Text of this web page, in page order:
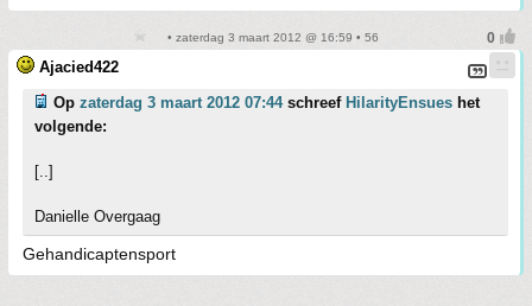
• zaterdag 3 maart 2012 @ 16:59 • 56
Ajacied422
Op zaterdag 3 maart 2012 07:44schreef HilarityEnsues het
volgende:
[..]
Danielle Overgaag
Gehandicaptensport